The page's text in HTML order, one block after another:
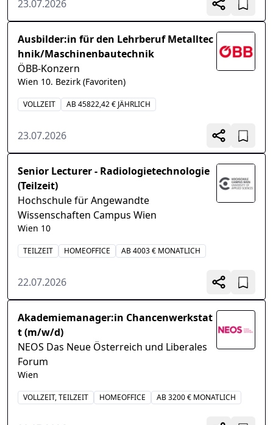
23.07.2026
Ausbilder:in für den Lehrberuf Metalltec
hnik/Maschinenbautechnik
ÖBB-Konzern
Wien 10. Bezirk (Favoriten)
VOLLZEIT AB 45822,42 € JÄHRLICH
23.07.2026
Senior Lecturer - Radiologietechnologie
(Teilzeit)
Hochschule für Angewandte
Wissenschaften Campus Wien
Wien 10
TEILZEIT HOMEOFFICE AB 4003 € MONATLICH
22.07.2026
Akademiemanager:in Chancenwerkstat
t (m/w/d)
NEOS Das Neue Österreich und Liberales
Forum
Wien
VOLLZEIT, TEILZEIT HOMEOFFICE AB 3200 € MONATLICH